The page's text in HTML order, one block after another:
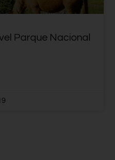
Parque Nacional